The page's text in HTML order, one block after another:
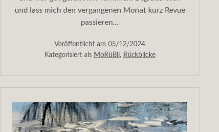
und lass mich den vergangenen Monat kurz Revue
passieren…
Veröffentlicht am 05/12/2024
Kategorisiert als MoRüBli, Rückblicke